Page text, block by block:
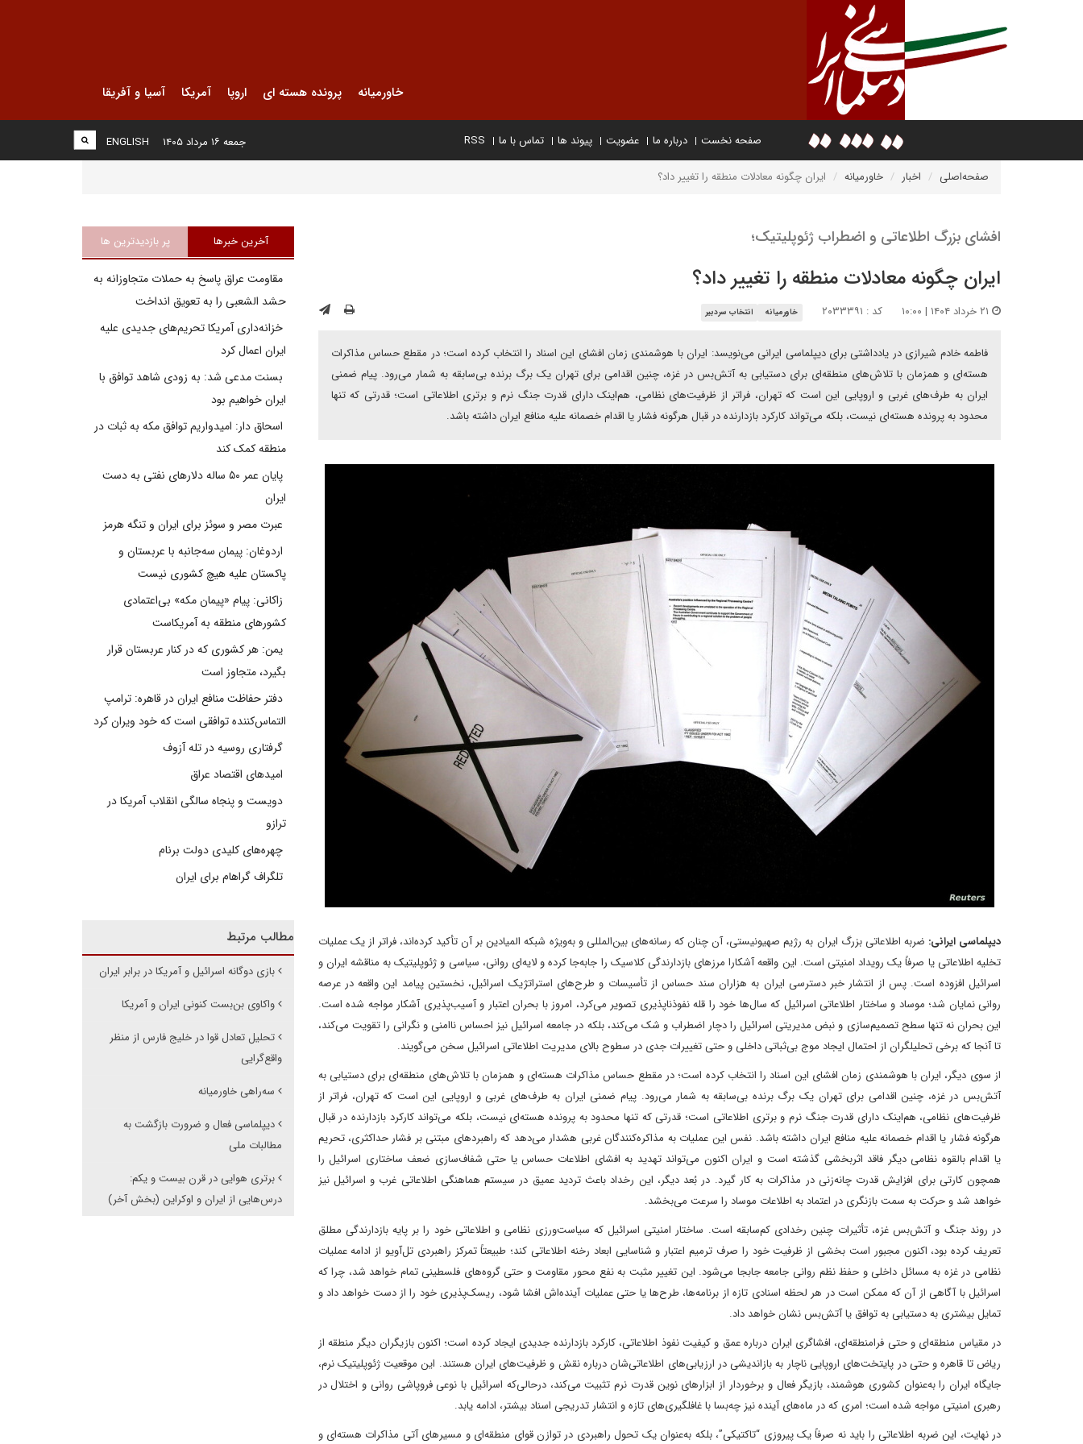
خاورمیانه پرونده هسته ای اروپا آمریکا آسیا و آفریقا
صفحه نخست درباره ما عضویت پیوند ها تماس با ما RSS
ENGLISH جمعه ۱۶ مرداد ۱۴۰۵
صفحه‌اصلی اخبار خاورمیانه ایران چگونه معادلات منطقه را تغییر داد؟
افشای بزرگ اطلاعاتی و اضطراب ژئوپلیتیک؛
ایران چگونه معادلات منطقه را تغییر داد؟
کد : ۲۰۳۳۳۹۱ خاورمیانه انتخاب سردبیر
فاطمه خادم شیرازی در یادداشتی برای دیپلماسی ایرانی می‌نویسد: ایران با هوشمندی زمان افشای این اسناد را انتخاب کرده است؛ در مقطع حساس مذاکرات
هسته‌ای و همزمان با تلاش‌های منطقه‌ای برای دستیابی به آتش‌بس در غزه، چنین اقدامی برای تهران یک برگ برنده بی‌سابقه به شمار می‌رود. پیام ضمنی
ایران به طرف‌های غربی و اروپایی این است که تهران، فراتر از ظرفیت‌های نظامی، هم‌اینک دارای قدرت جنگ نرم و برتری اطلاعاتی است؛ قدرتی که تنها
محدود به پرونده هسته‌ای نیست، بلکه می‌تواند کارکرد بازدارنده در قبال هرگونه فشار یا اقدام خصمانه علیه منافع ایران داشته باشد.
دیپلماسی ایرانی: ضربه اطلاعاتی بزرگ ایران به رژیم صهیونیستی، آن چنان که رسانه‌های بین‌المللی و به‌ویژه شبکه المیادین بر آن تأکید کرده‌اند، فراتر از یک عملیات
تخلیه اطلاعاتی یا صرفاً یک رویداد امنیتی است. این واقعه آشکارا مرزهای بازدارندگی کلاسیک را جابه‌جا کرده و لایه‌ای روانی، سیاسی و ژئوپلیتیک به مناقشه ایران و
اسرائیل افزوده است. پس از انتشار خبر دسترسی ایران به هزاران سند حساس از تأسیسات و طرح‌های استراتژیک اسرائیل، نخستین پیامد این واقعه در عرصه
روانی نمایان شد؛ موساد و ساختار اطلاعاتی اسرائیل که سال‌ها خود را قله نفوذناپذیری تصویر می‌کرد، امروز با بحران اعتبار و آسیب‌پذیری آشکار مواجه شده است.
این بحران نه تنها سطح تصمیم‌سازی و نبض مدیریتی اسرائیل را دچار اضطراب و شک می‌کند، بلکه در جامعه اسرائیل نیز احساس ناامنی و نگرانی را تقویت می‌کند،
تا آنجا که برخی تحلیلگران از احتمال ایجاد موج بی‌ثباتی داخلی و حتی تغییرات جدی در سطوح بالای مدیریت اطلاعاتی اسرائیل سخن می‌گویند.
از سوی دیگر، ایران با هوشمندی زمان افشای این اسناد را انتخاب کرده است؛ در مقطع حساس مذاکرات هسته‌ای و همزمان با تلاش‌های منطقه‌ای برای دستیابی به
آتش‌بس در غزه، چنین اقدامی برای تهران یک برگ برنده بی‌سابقه به شمار می‌رود. پیام ضمنی ایران به طرف‌های غربی و اروپایی این است که تهران، فراتر از
ظرفیت‌های نظامی، هم‌اینک دارای قدرت جنگ نرم و برتری اطلاعاتی است؛ قدرتی که تنها محدود به پرونده هسته‌ای نیست، بلکه می‌تواند کارکرد بازدارنده در قبال
هرگونه فشار یا اقدام خصمانه علیه منافع ایران داشته باشد. نفس این عملیات به مذاکره‌کنندگان غربی هشدار می‌دهد که راهبردهای مبتنی بر فشار حداکثری، تحریم
یا اقدام بالقوه نظامی دیگر فاقد اثربخشی گذشته است و ایران اکنون می‌تواند تهدید به افشای اطلاعات حساس یا حتی شفاف‌سازی ضعف ساختاری اسرائیل را
همچون کارتی برای افزایش قدرت چانه‌زنی در مذاکرات به کار گیرد. در بُعد دیگر، این رخداد باعث تردید عمیق در سیستم هماهنگی اطلاعاتی غرب و اسرائیل نیز
خواهد شد و حرکت به سمت بازنگری در اعتماد به اطلاعات موساد را سرعت می‌بخشد.
در روند جنگ و آتش‌بس غزه، تأثیرات چنین رخدادی کم‌سابقه است. ساختار امنیتی اسرائیل که سیاست‌ورزی نظامی و اطلاعاتی خود را بر پایه بازدارندگی مطلق
تعریف کرده بود، اکنون مجبور است بخشی از ظرفیت خود را صرف ترمیم اعتبار و شناسایی ابعاد رخنه اطلاعاتی کند؛ طبیعتاً تمرکز راهبردی تل‌آویو از ادامه عملیات
نظامی در غزه به مسائل داخلی و حفظ نظم روانی جامعه جابجا می‌شود. این تغییر مثبت به نفع محور مقاومت و حتی گروه‌های فلسطینی تمام خواهد شد، چرا که
اسرائیل با آگاهی از آن که ممکن است در هر لحظه اسنادی تازه از برنامه‌ها، طرح‌ها یا حتی عملیات آینده‌اش افشا شود، ریسک‌پذیری خود را از دست خواهد داد و
تمایل بیشتری به دستیابی به توافق یا آتش‌بس نشان خواهد داد.
در مقیاس منطقه‌ای و حتی فرامنطقه‌ای، افشاگری ایران درباره عمق و کیفیت نفوذ اطلاعاتی، کارکرد بازدارنده جدیدی ایجاد کرده است؛ اکنون بازیگران دیگر منطقه از
ریاض تا قاهره و حتی در پایتخت‌های اروپایی ناچار به بازاندیشی در ارزیابی‌های اطلاعاتی‌شان درباره نقش و ظرفیت‌های ایران هستند. این موقعیت ژئوپلیتیک نرم،
جایگاه ایران را به‌عنوان کشوری هوشمند، بازیگر فعال و برخوردار از ابزارهای نوین قدرت نرم تثبیت می‌کند، درحالی‌که اسرائیل با نوعی فروپاشی روانی و اختلال در
رهبری امنیتی مواجه شده است؛ امری که در ماه‌های آینده نیز چه‌بسا با غافلگیری‌های تازه و انتشار تدریجی اسناد بیشتر، ادامه یابد.
در نهایت، این ضربه اطلاعاتی را باید نه صرفاً یک پیروزی “تاکتیکی”، بلکه به‌عنوان یک تحول راهبردی در توازن قوای منطقه‌ای و مسیرهای آتی مذاکرات هسته‌ای و
آخرین خبرها پر بازدیدترین ها
مقاومت عراق پاسخ به حملات متجاوزانه به
حشد الشعبی را به تعویق انداخت
خزانه‌داری آمریکا تحریم‌های جدیدی علیه
ایران اعمال کرد
بسنت مدعی شد: به زودی شاهد توافق با
ایران خواهیم بود
اسحاق دار: امیدواریم توافق مکه به ثبات در
منطقه کمک کند
پایان عمر ۵۰ ساله دلارهای نفتی به دست
ایران
عبرت مصر و سوئز برای ایران و تنگه هرمز
اردوغان: پیمان سه‌جانبه با عربستان و
پاکستان علیه هیچ کشوری نیست
زاکانی: پیام «پیمان مکه» بی‌اعتمادی
کشورهای منطقه به آمریکاست
یمن: هر کشوری که در کنار عربستان قرار
بگیرد، متجاوز است
دفتر حفاظت منافع ایران در قاهره: ترامپ
التماس‌کننده توافقی است که خود ویران کرد
گرفتاری روسیه در تله آزوف
امیدهای اقتصاد عراق
دویست و پنجاه سالگی انقلاب آمریکا در
ترازو
چهره‌های کلیدی دولت برنام
تلگراف گراهام برای ایران
مطالب مرتبط
بازی دوگانه اسرائیل و آمریکا در برابر ایران
واکاوی بن‌بست کنونی ایران و آمریکا
تحلیل تعادل قوا در خلیج فارس از منظر
واقع‌گرایی
سه‌راهی خاورمیانه
دیپلماسی فعال و ضرورت بازگشت به
مطالبات ملی
برتری هوایی در قرن بیست و یکم:
درس‌هایی از ایران و اوکراین (بخش آخر)